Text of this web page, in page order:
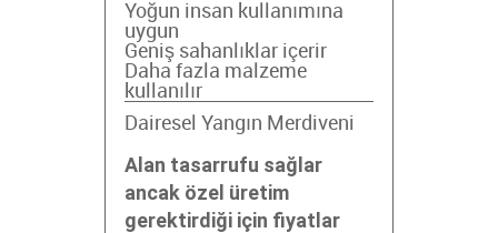
Yoğun insan kullanımına
uygun
Geniş sahanlıklar içerir
Daha fazla malzeme
kullanılır
Dairesel Yangın Merdiveni
Alan tasarrufu sağlar
ancak özel üretim
gerektirdiği için fiyatlar